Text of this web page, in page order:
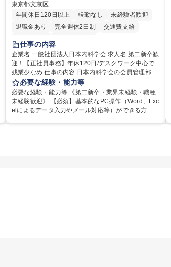
東京都文京区
年間休日120日以上
転勤なし
未経験者歓迎
退職金あり
完全週休2日制
交通費支給
土日祝休み
仕事の内容
企業名 一般社団法人日本内科学会 求人名 第二新卒歓
迎！【正社員事務】年休120日/デスクワーク中心で
残業少なめ 仕事の内容 日本内科学会の会員管理部門
にて、医師（会員）の年会費徴収や住所等個人情報
の変更システム入力、電話・FAX対応をお任せしま
す。将来的には、各種委員会の運営事務局業務など
にも幅広く携わっていただきます。 【会員管理・デ
必要な経験・能力等
必要な経験・能力等 《第二新卒・業界未経験・職種
未経験歓迎》 【必須】基本的なPC操作（Word、Exc
elによるデータ入力やメール対応等）ができる方